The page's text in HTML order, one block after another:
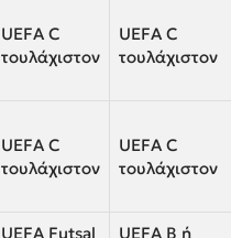
UEFA C
τουλάχιστον
UEFA C
τουλάχιστον
UEFA C
τουλάχιστον
UEFA C
τουλάχιστον
UEFA Futsal
UEFA B ή